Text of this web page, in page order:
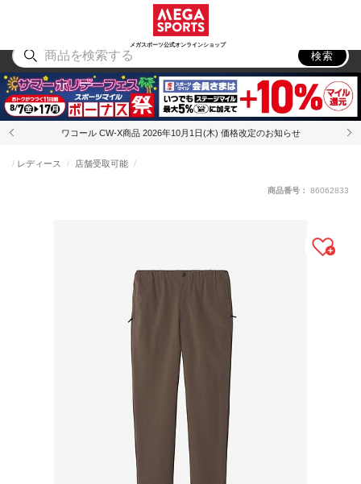
メガスポーツ公式オンラインショップ
アウトドア
検索
ワコール CW-X商品 2026年10月1日(木) 価格改定のお知らせ
レディース 店舗受取可能
商品番号： 86062833